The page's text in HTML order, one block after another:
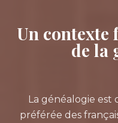
Un contexte
de la
La généalogie est
préférée des